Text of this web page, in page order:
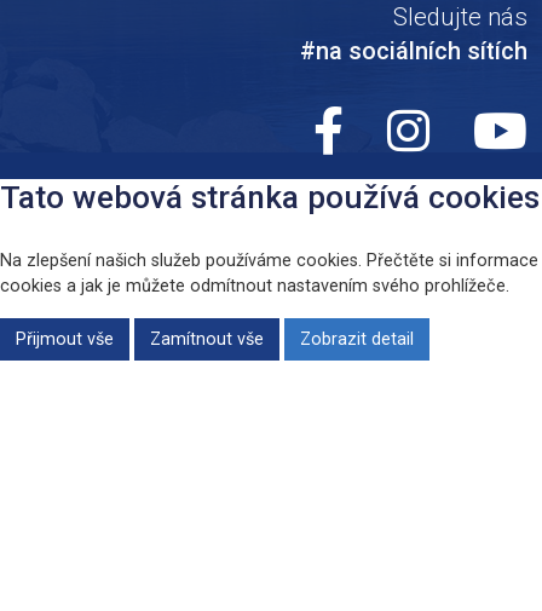
Sledujte nás
#na sociálních sítích
Tato webová stránka používá cookies
Na zlepšení našich služeb používáme cookies. Přečtěte si
cookies a jak je můžete odmítnout nastavením svého prohlížeče.
Přijmout vše Zamítnout vše Zobrazit detail